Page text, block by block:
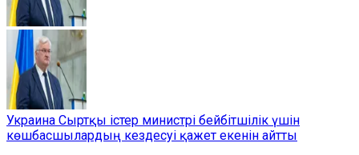
Украина Сыртқы істер министрі бейбітшілік үшін
көшбасшылардың кездесуі қажет екенін айтты